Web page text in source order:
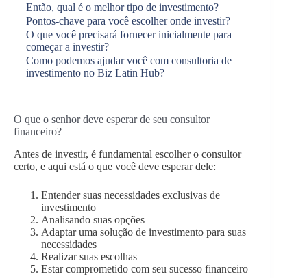
Então, qual é o melhor tipo de investimento?
Pontos-chave para você escolher onde investir?
O que você precisará fornecer inicialmente para
começar a investir?
Como podemos ajudar você com consultoria de
investimento no Biz Latin Hub?
O que o senhor deve esperar de seu consultor
financeiro?
Antes de investir, é fundamental escolher o consultor
certo, e aqui está o que você deve esperar dele:
Entender suas necessidades exclusivas de
investimento
Analisando suas opções
Adaptar uma solução de investimento para suas
necessidades
Realizar suas escolhas
Estar comprometido com seu sucesso financeiro